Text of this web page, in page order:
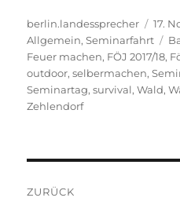
Autor
berlin.landessprecher
am
17.
Allgemein,Seminarfahrt
Feuer machen, FÖJ 2017/18,
outdoor,selbermachen,
Seminartag,survival,Wald,
Zehlendorf
ZURÜCK